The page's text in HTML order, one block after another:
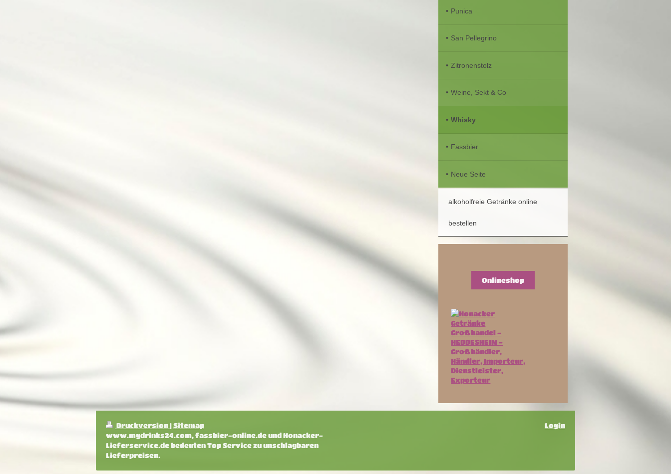
Punica
San Pellegrino
Zitronenstolz
Weine, Sekt & Co
Whisky
Fassbier
Neue Seite
alkoholfreie Getränke online
bestellen
Onlineshop
Druckversion|Sitemap
www.mydrinks24.com, fassbier-online.de und Honacker-
Lieferservice.de bedeuten Top Service zu unschlagbaren
Lieferpreisen.
Login